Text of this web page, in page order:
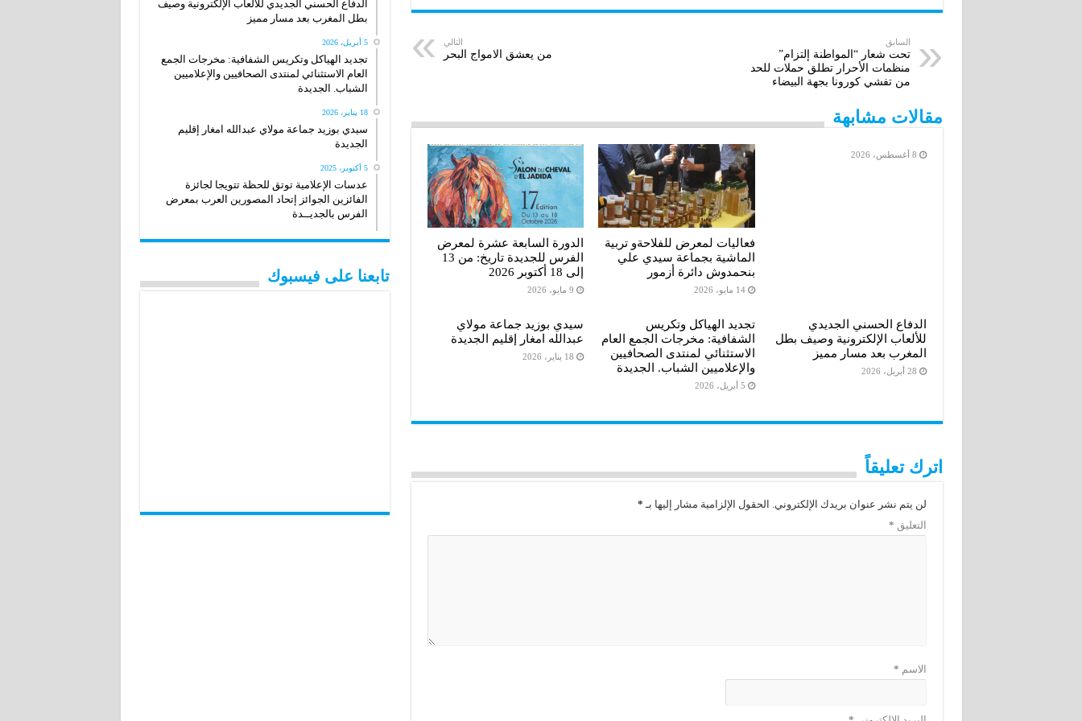
c
e
b
k
n
e
n
i
t
r
s
e
g
a
l
a
p
b
a
السابق
تحت شعار “المواطنة إلتزام”
منظمات الأحرار تطلق حملات للحد
من تفشي كورونا بجهة البيضاء
التالي
من يعشق الامواج البحر
مقالات مشابهة
8 أغسطس، 2026
فعاليات لمعرض للفلاحةو تربية
الماشية بجماعة سيدي علي
بنحمدوش دائرة أزمور
14 مايو، 2026
الدورة السابعة عشرة لمعرض
الفرس للجديدة تاريخ: من 13
إلى 18 أكتوبر 2026
9 مايو، 2026
الدفاع الحسني الجديدي
للألعاب الإلكترونية وصيف بطل
المغرب بعد مسار مميز
28 أبريل، 2026
تجديد الهياكل وتكريس
الشفافية: مخرجات الجمع العام
الاستثنائي لمنتدى الصحافيين
والإعلاميين الشباب. الجديدة
5 أبريل، 2026
سيدي بوزيد جماعة مولاي
عبدالله امغار إقليم الجديدة
18 يناير، 2026
اترك تعليقاً
لن يتم نشر عنوان بريدك الإلكتروني. الحقول الإلزامية مشار إليها بـ *
التعليق *
الاسم *
الدفاع الحسني الجديدي للألعاب الإلكترونية وصيف
بطل المغرب بعد مسار مميز
5 أبريل، 2026
تجديد الهياكل وتكريس الشفافية: مخرجات الجمع
العام الاستثنائي لمنتدى الصحافيين والإعلاميين
الشباب. الجديدة
18 يناير، 2026
سيدي بوزيد جماعة مولاي عبدالله امغار إقليم
الجديدة
5 أكتوبر، 2025
عدسات الإعلامية توتق للحظة تتويجا لجائزة
الفائزين الجوائز إتحاد المصورين العرب بمعرض
الفرس بالجديــدة
تابعنا على فيسبوك